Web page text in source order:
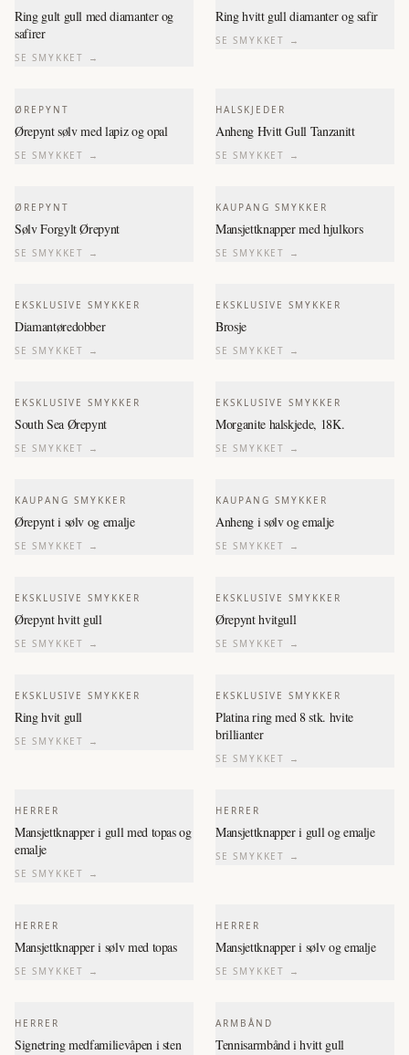
Ring gult gull med diamanter og
safirer
SE SMYKKET →
Ring hvitt gull diamanter og safir
SE SMYKKET →
ØREPYNT
Ørepynt sølv med lapiz og opal
SE SMYKKET →
HALSKJEDER
Anheng Hvitt Gull Tanzanitt
SE SMYKKET →
ØREPYNT
Sølv Forgylt Ørepynt
SE SMYKKET →
KAUPANG SMYKKER
Mansjettknapper med hjulkors
SE SMYKKET →
EKSKLUSIVE SMYKKER
Diamantøredobber
SE SMYKKET →
EKSKLUSIVE SMYKKER
Brosje
SE SMYKKET →
EKSKLUSIVE SMYKKER
South Sea Ørepynt
SE SMYKKET →
EKSKLUSIVE SMYKKER
Morganite halskjede, 18K.
SE SMYKKET →
KAUPANG SMYKKER
Ørepynt i sølv og emalje
SE SMYKKET →
KAUPANG SMYKKER
Anheng i sølv og emalje
SE SMYKKET →
EKSKLUSIVE SMYKKER
Ørepynt hvitt gull
SE SMYKKET →
EKSKLUSIVE SMYKKER
Ørepynt hvitgull
SE SMYKKET →
EKSKLUSIVE SMYKKER
Ring hvit gull
SE SMYKKET →
EKSKLUSIVE SMYKKER
Platina ring med 8 stk. hvite
brillianter
SE SMYKKET →
HERRER
Mansjettknapper i gull med topas og
emalje
SE SMYKKET →
HERRER
Mansjettknapper i gull og emalje
SE SMYKKET →
HERRER
Mansjettknapper i sølv med topas
SE SMYKKET →
HERRER
Mansjettknapper i sølv og emalje
SE SMYKKET →
HERRER
Signetring medfamilievåpen i sten
ARMBÅND
Tennisarmbånd i hvitt gull